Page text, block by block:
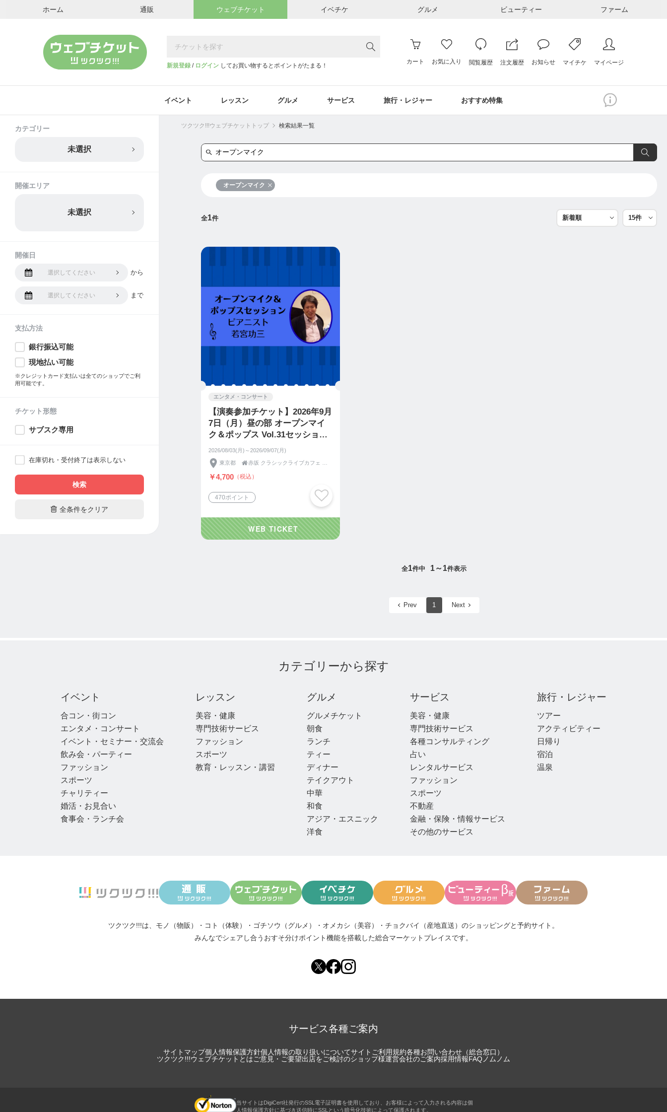
ホーム 通販 ウェブチケット イベチケ グルメ ビューティー ファーム
新規登録 / ログイン してお買い物するとポイントがたまる！
カート お気に入り 閲覧履歴 注文履歴 お知らせ マイチケ マイページ
イベント レッスン グルメ サービス 旅行・レジャー おすすめ特集
ツクツク!!!ウェブチケットトップ 検索結果一覧
オープンマイク
全1件
エンタメ・コンサート
【演奏参加チケット】2026年9月
7日（月）昼の部 オープンマイ
ク＆ポップス Vol.31セッション
ピアニスト若宮功三@ カーサク
ラシカ
2026/08/03(月)～2026/09/07(月)
東京都 
￥4,700 （税込）
470ポイント
全1件中 1～1件表示
Prev 1 Next
カテゴリー
未選択
開催エリア
未選択
開催日
選択してください から
選択してください まで
支払方法
銀行振込可能
現地払い可能
※クレジットカード支払いは全てのショップでご利
用可能です。
チケット形態
サブスク専用
在庫切れ・受付終了は表示しない
検索
 全条件をクリア
カテゴリーから探す
イベント
合コン・街コン
エンタメ・コンサート
イベント・セミナー・交流会
飲み会・パーティー
ファッション
スポーツ
チャリティー
婚活・お見合い
食事会・ランチ会
レッスン
美容・健康
専門技術サービス
ファッション
スポーツ
教育・レッスン・講習
グルメ
グルメチケット
朝食
ランチ
ティー
ディナー
テイクアウト
中華
和食
アジア・エスニック
洋食
サービス
美容・健康
専門技術サービス
各種コンサルティング
占い
レンタルサービス
ファッション
スポーツ
不動産
金融・保険・情報サービス
その他のサービス
旅行・レジャー
ツアー
アクティビティー
日帰り
宿泊
温泉
ツクツク!!!は、 モノ（物販） ・ コト（体験） ・ ゴチソウ（グルメ） ・ オメカシ（美容） ・ チョクバイ（産地直送） のショッピングと予約サイト。
みんなでシェアし合う おすそ分けポイント機能を搭載した総合マーケットプレイスです。
サービス各種ご案内
サイトマップ個人情報保護方針個人情報の取り扱いについてサイトご利用規約各種お問い合わせ（総合窓口）
ツクツク!!!ウェブチケットとはご意見・ご要望出店をご検討のショップ様運営会社のご案内採用情報FAQ ノムノム
当サイトはDigiCert社発行のSSL電子証明書を使用しており、お客様によって入力される内容は個
人情報保護方針に基づき送信時にSSLという暗号化技術によって保護されます。